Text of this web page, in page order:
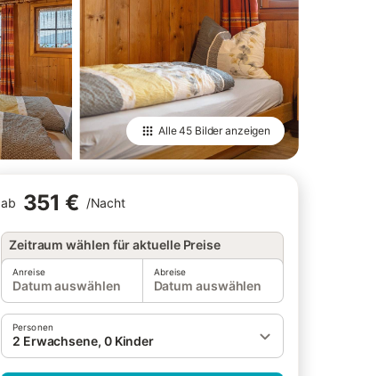
Alle45 Bilderanzeigen
ab 351 € /Nacht
Zeitraum wählen für aktuelle Preise
Anreise
Datum auswählen
Abreise
Datum auswählen
Personen
2 Erwachsene, 0 Kinder